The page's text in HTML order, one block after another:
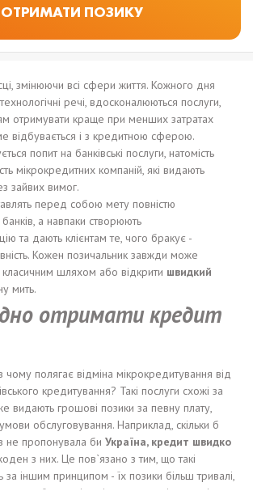
змінюючи всі сфери життя. Кожного дня
речі, вдосконалюються послуги,
отримувати краще при менших затратах
відбувається і з кредитною сферою.
попит на банківські послуги, натомість
мікрокредитних компаній, які видають
зайвих вимог.
перед собою мету повністю
банків, а навпаки створюють
та дають клієнтам те, чого бракує -
Кожен позичальник завжди може
класичним шляхом або відкрити швидкий
мить.
отриматикредит
чому полягає відміна мікрокредитування від
кредитування? Такі послуги схожі за
видають грошові позики за певну плату,
обслуговування. Наприклад, скільки б
не пропонувала би Україна, кредит швидко
з них. Це пов`язано з тим, що такі
іншим принципом - їх позики більш тривалі,